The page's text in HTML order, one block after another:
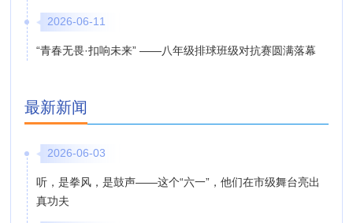
2026-06-11
“青春无畏·扣响未来” ——八年级排球班级对抗赛圆满落幕
最新新闻
2026-06-03
听，是拳风，是鼓声——这个“六一”，他们在市级舞台亮出
真功夫